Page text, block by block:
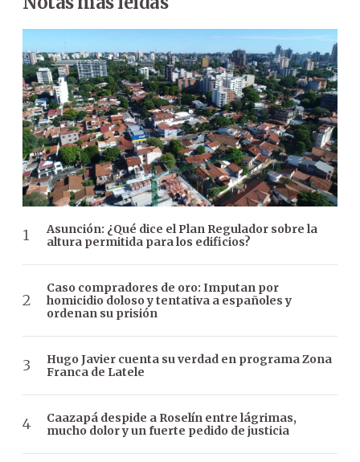
Asunción: ¿Qué dice el Plan Regulador sobre la
altura permitida para los edificios?
Caso compradores de oro: Imputan por
homicidio doloso y tentativa a españoles y
ordenan su prisión
Hugo Javier cuenta su verdad en programa Zona
Franca de Latele
Caazapá despide a Roselín entre lágrimas,
mucho dolor y un fuerte pedido de justicia